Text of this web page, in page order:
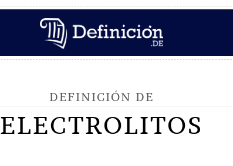
DEFINICIÓN DE
ELECTROLITOS